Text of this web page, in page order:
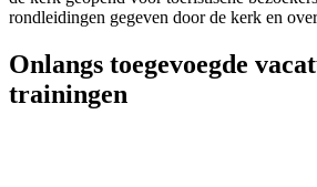
rondleidingen gegeven door de kerk en
Onlangs toegevoegde
trainingen